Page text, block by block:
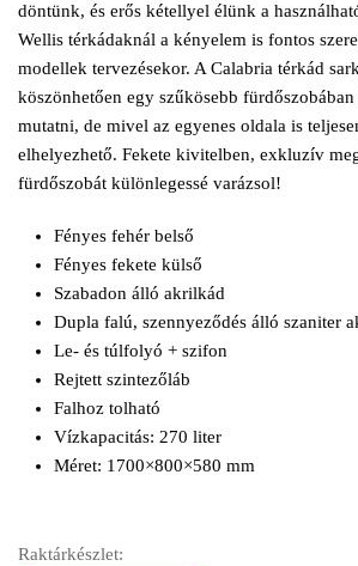
döntünk, és erős kétellyel élünk a
Wellis térkádaknál a kényelem is fontos
modellek tervezésekor. A Calabria térkád
köszönhetően egy szűkösebb
mutatni, de mivel az egyenes oldala is
elhelyezhető. Fekete kivitelben, exkluzív
fürdőszobát különlegessé varázsol!
Fényes fehér belső
Fényes fekete külső
Szabadon álló akrilkád
Dupla falú, szennyeződés álló szaniter
Le- és túlfolyó + szifon
Rejtett szintezőláb
Falhoz tolható
Vízkapacitás: 270 liter
Méret: 1700×800×580 mm
Raktárkészlet: